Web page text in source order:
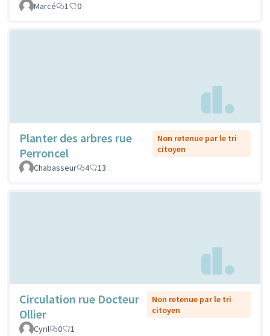
Marcé
1 0
Planter des arbres rue
Perroncel
Non retenue par le tri
citoyen
Chabasseur
4 13
Circulation rue Docteur
Ollier
Non retenue par le tri
citoyen
Cyril
0 1